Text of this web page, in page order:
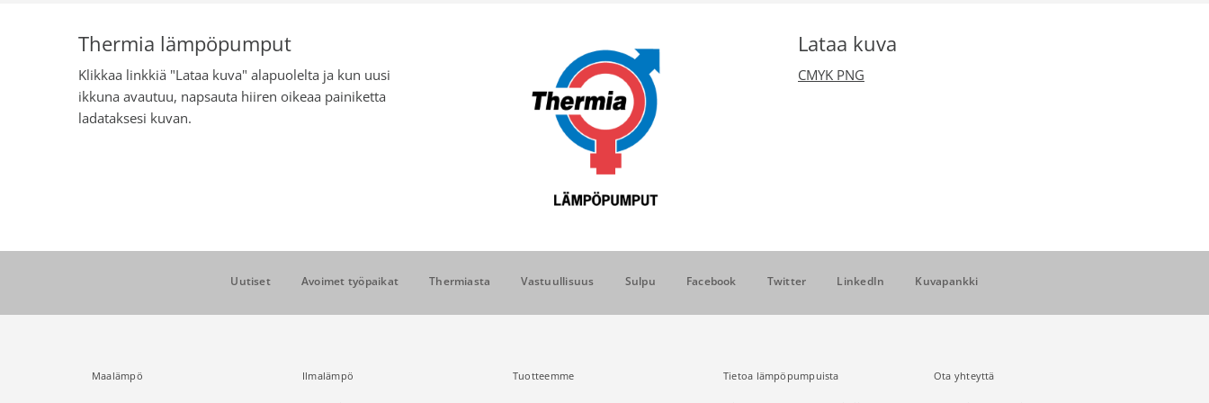
Thermia lämpöpumput
Klikkaa linkkiä "Lataa kuva" alapuolelta ja kun uusi
ikkuna avautuu, napsauta hiiren oikeaa painiketta
ladataksesi kuvan.
Lataa kuva
CMYK PNG
Uutiset Avoimet työpaikat Thermiasta Vastuullisuus Sulpu Facebook Twitter LinkedIn Kuvapankki
Maalämpö Ilmalämpö Tuotteemme Tietoa lämpöpumpuista Ota yhteyttä